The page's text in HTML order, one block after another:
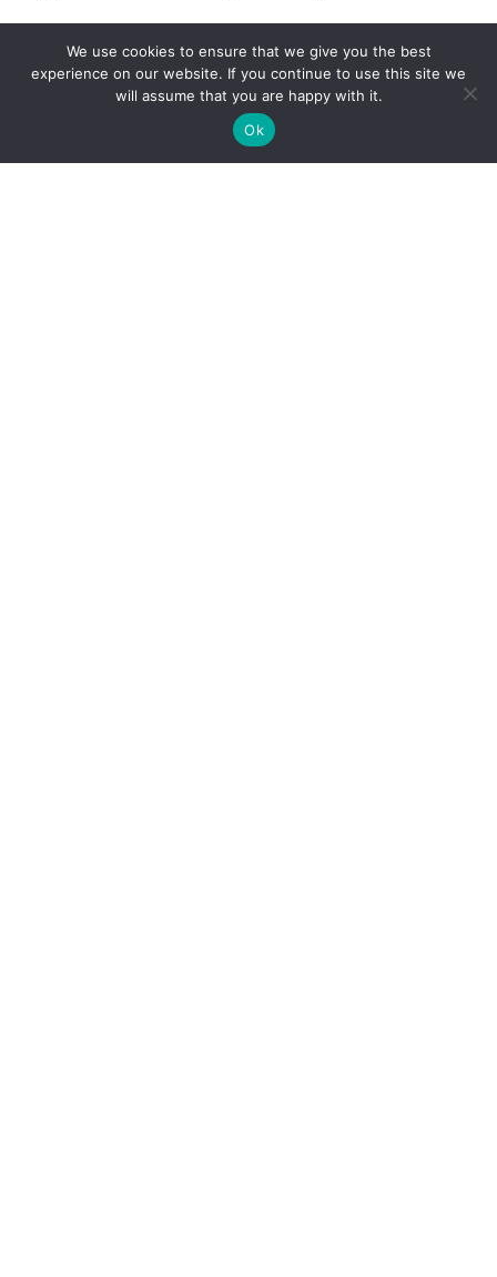
We use cookies to ensure that we give you the best
experience on our website. If you continue to use this site we
will assume that you are happy with it.
Ok